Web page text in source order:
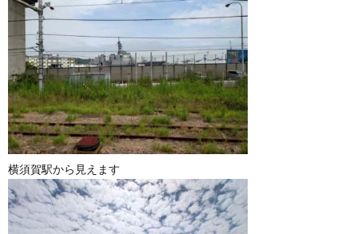
横須賀駅から見えます